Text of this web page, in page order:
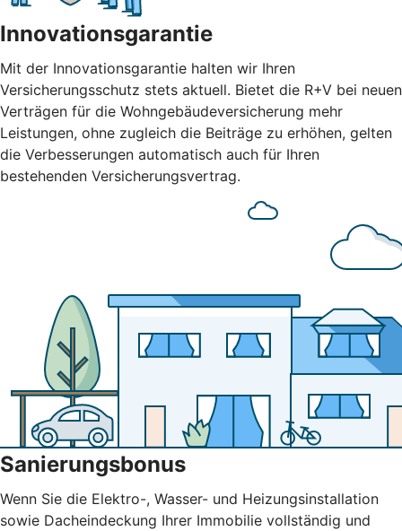
Innovationsgarantie
Mit der Innovationsgarantie halten wir Ihren
Versicherungsschutz stets aktuell. Bietet die R+V bei neuen
Verträgen für die Wohngebäudeversicherung mehr
Leistungen, ohne zugleich die Beiträge zu erhöhen, gelten
die Verbesserungen automatisch auch für Ihren
bestehenden Versicherungsvertrag.
Sanierungsbonus
Wenn Sie die Elektro-, Wasser- und Heizungsinstallation
sowie Dacheindeckung Ihrer Immobilie vollständig und